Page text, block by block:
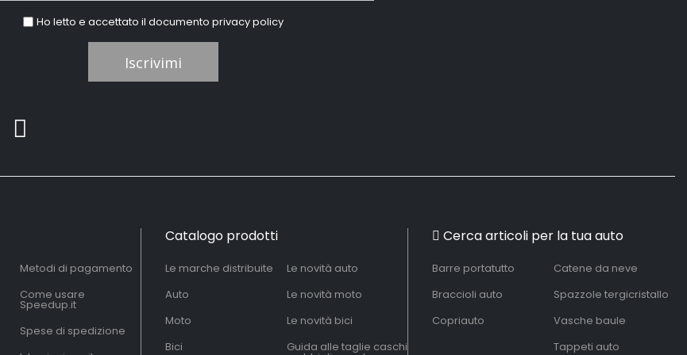
Ho letto e accettato il documentoprivacy policy
Iscrivimi
Metodi di pagamento
Come usare
Speedup.it
Spese di spedizione
Catalogo prodotti
Le marche distribuite
Auto
Moto
Bici
Le novità auto
Le novità moto
Le novità bici
Guida alle taglie caschi
Cerca articoli per la tua auto
Barre portatutto
Braccioli auto
Copriauto
Catene da neve
Spazzole tergicristallo
Vasche baule
Tappeti auto